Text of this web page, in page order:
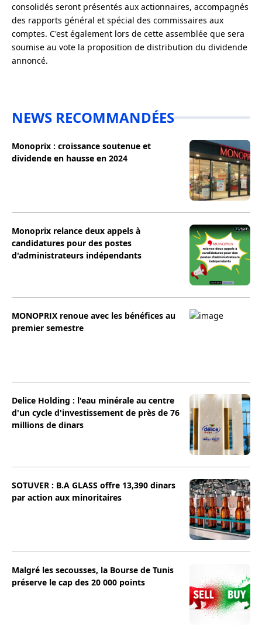
consolidés seront présentés aux actionnaires, accompagnés
des rapports général et spécial des commissaires aux
comptes. C'est également lors de cette assemblée que sera
soumise au vote la proposition de distribution du dividende
annoncé.
NEWS RECOMMANDÉES
Monoprix : croissance soutenue et
dividende en hausse en 2024
Monoprix relance deux appels à
candidatures pour des postes
d'administrateurs indépendants
MONOPRIX renoue avec les bénéfices au
premier semestre
Delice Holding : l'eau minérale au centre
d'un cycle d'investissement de près de 76
millions de dinars
SOTUVER : B.A GLASS offre 13,390 dinars
par action aux minoritaires
Malgré les secousses, la Bourse de Tunis
préserve le cap des 20 000 points